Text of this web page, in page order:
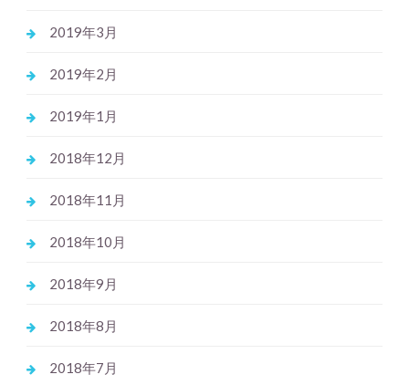
2019年3月
2019年2月
2019年1月
2018年12月
2018年11月
2018年10月
2018年9月
2018年8月
2018年7月